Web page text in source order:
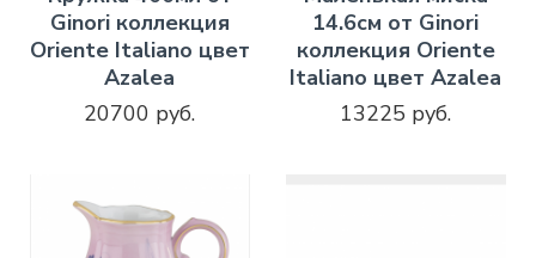
Ginori коллекция
Oriente Italiano цвет
Azalea
20700 руб.
14.6см от Ginori
коллекция Oriente
Italiano цвет Azalea
13225 руб.